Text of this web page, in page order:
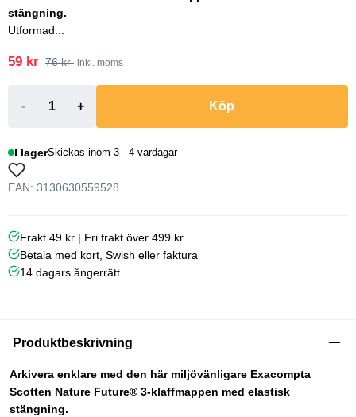
stängning.
Utformad...
59 kr 76 kr inkl. moms
- + Köp
I lagerSkickas inom 3 - 4 vardagar
EAN: 3130630559528
Frakt 49 kr | Fri frakt över 499 kr
Betala med kort, Swish eller faktura
14 dagars ångerrätt
Produktbeskrivning
Arkivera enklare med den här miljövänligare Exacompta
Scotten Nature Future® 3-klaffmappen med elastisk
stängning.